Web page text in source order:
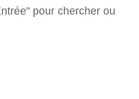
pour chercher ou